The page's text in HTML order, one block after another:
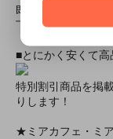
即日配達商品一覧
下さいませ。
■とにかく安くて
特別割引商品を掲
りします！
★ミアカフェ・ミ